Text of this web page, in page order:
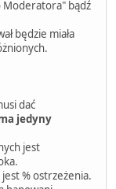
Moderatora" bądź
będzie miała
dać
jedyny
jest
% ostrzeżenia.